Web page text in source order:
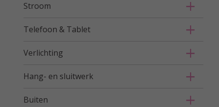
Stroom
Telefoon & Tablet
Verlichting
Hang- en sluitwerk
Buiten